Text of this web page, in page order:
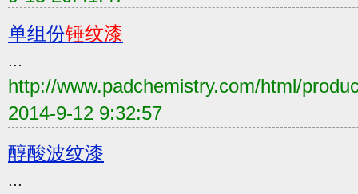
单组份锤纹漆
...
http://www.padchemistry.com/html/
2014-9-12 9:32:57
醇酸波纹漆
...